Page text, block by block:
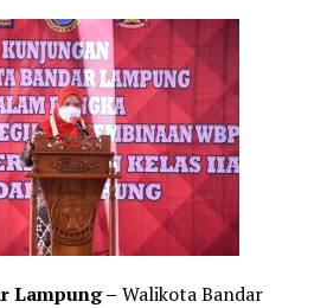
Lampung – Walikota Bandar